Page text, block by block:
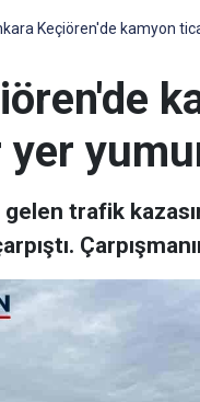
Keçiören'de kamyon
yer
trafik